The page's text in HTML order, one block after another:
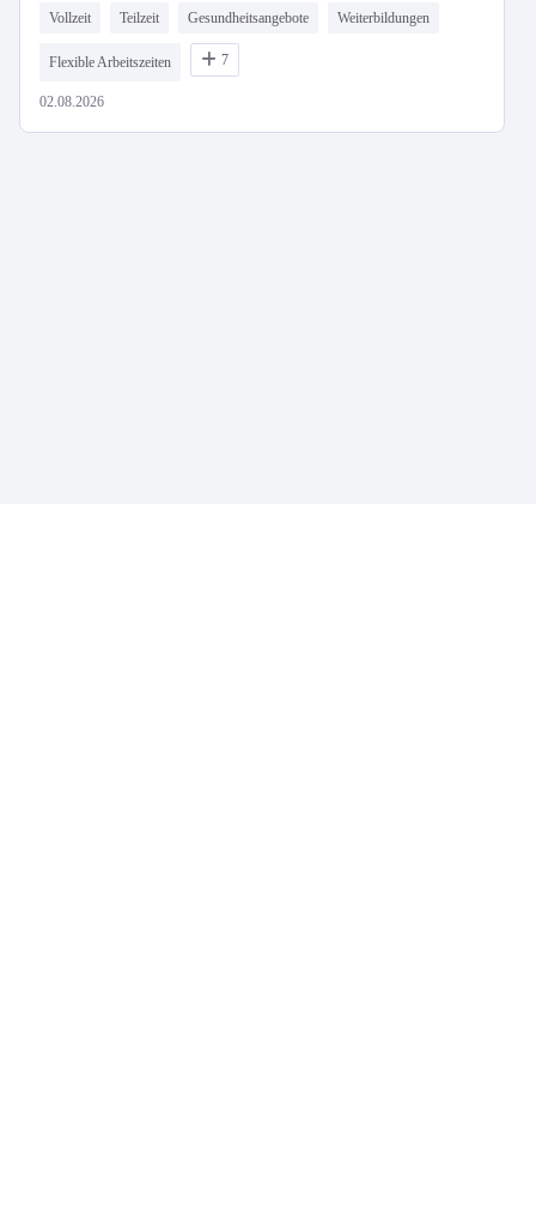
Vollzeit Teilzeit Gesundheitsangebote Weiterbildungen
Flexible Arbeitszeiten 7
02.08.2026